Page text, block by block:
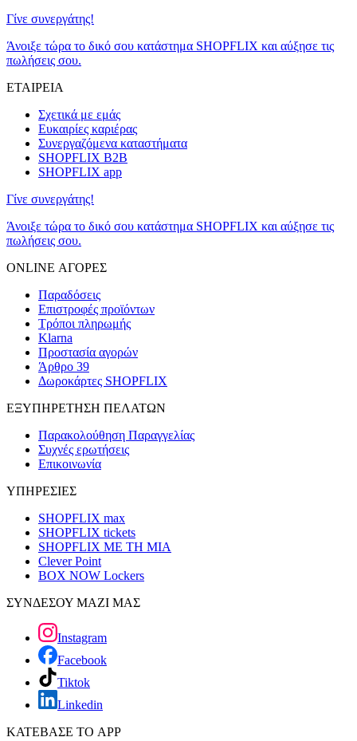
Γίνε συνεργάτης!
Άνοιξε τώρα το δικό σου κατάστημα SHOPFLIX και αύξησε τις
πωλήσεις σου.
ΕΤΑΙΡΕΙΑ
Σχετικά με εμάς
Ευκαιρίες καριέρας
Συνεργαζόμενα καταστήματα
SHOPFLIX B2B
SHOPFLIX app
Γίνε συνεργάτης!
Άνοιξε τώρα το δικό σου κατάστημα SHOPFLIX και αύξησε τις
πωλήσεις σου.
ONLINE ΑΓΟΡΕΣ
Παραδόσεις
Επιστροφές προϊόντων
Τρόποι πληρωμής
Klarna
Προστασία αγορών
Άρθρο 39
Δωροκάρτες SHOPFLIX
ΕΞΥΠΗΡΕΤΗΣΗ ΠΕΛΑΤΩΝ
Παρακολούθηση Παραγγελίας
Συχνές ερωτήσεις
Επικοινωνία
ΥΠΗΡΕΣΙΕΣ
SHOPFLIX max
SHOPFLIX tickets
SHOPFLIX ΜΕ ΤΗ ΜΙΑ
Clever Point
BOX NOW Lockers
ΣΥΝΔΕΣΟΥ ΜΑΖΙ ΜΑΣ
Instagram
Facebook
Tiktok
Linkedin
ΚΑΤΕΒΑΣΕ ΤΟ APP